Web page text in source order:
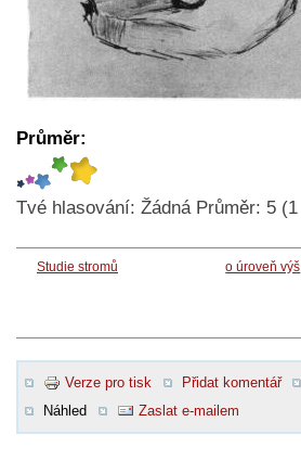
Průměr:
Tvé hlasování: Žádná Průměr: 5 (1
Studie stromů o úroveň výš
Verze pro tisk Přidat komentář
Náhled
Zaslat e-mailem